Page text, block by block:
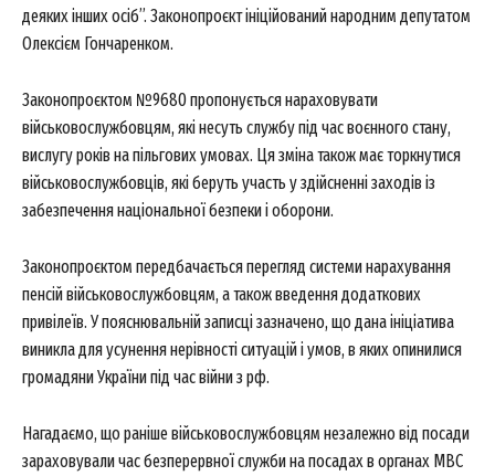
деяких інших осіб”. Законопроєкт ініційований народним депутатом
Олексієм Гончаренком.
Законопроєктом №9680 пропонується нараховувати
військовослужбовцям, які несуть службу під час воєнного стану,
вислугу років на пільгових умовах. Ця зміна також має торкнутися
військовослужбовців, які беруть участь у здійсненні заходів із
забезпечення національної безпеки і оборони.
Законопроєктом передбачається перегляд системи нарахування
пенсій військовослужбовцям, а також введення додаткових
привілеїв. У пояснювальній записці зазначено, що дана ініціатива
виникла для усунення нерівності ситуацій і умов, в яких опинилися
громадяни України під час війни з рф.
Нагадаємо, що раніше військовослужбовцям незалежно від посади
зараховували час безперервної служби на посадах в органах МВС